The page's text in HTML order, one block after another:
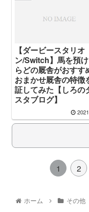
【ダービースタリオ
ン/Switch】馬を預
らどの厩舎がおすす
おまかせ厩舎の特徴
証してみた【しろの
スタブログ】
1 2
ホーム その他